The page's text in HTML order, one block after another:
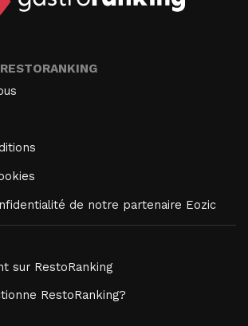
de notre partenaire Eozic
sur RestoRanking
RestoRanking?